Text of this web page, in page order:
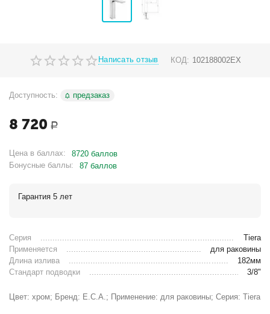
Написать отзыв КОД: 102188002EX
Доступность: предзаказ
8 720 Р
Цена в баллах:
8720 баллов
Бонусные баллы:
87 баллов
Гарантия 5 лет
Серия
Tiera
Применяется
для раковины
Длина излива
182мм
Стандарт подводки
3/8"
Цвет: хром; Бренд: E.C.A.; Применение: для раковины; Серия: Tiera